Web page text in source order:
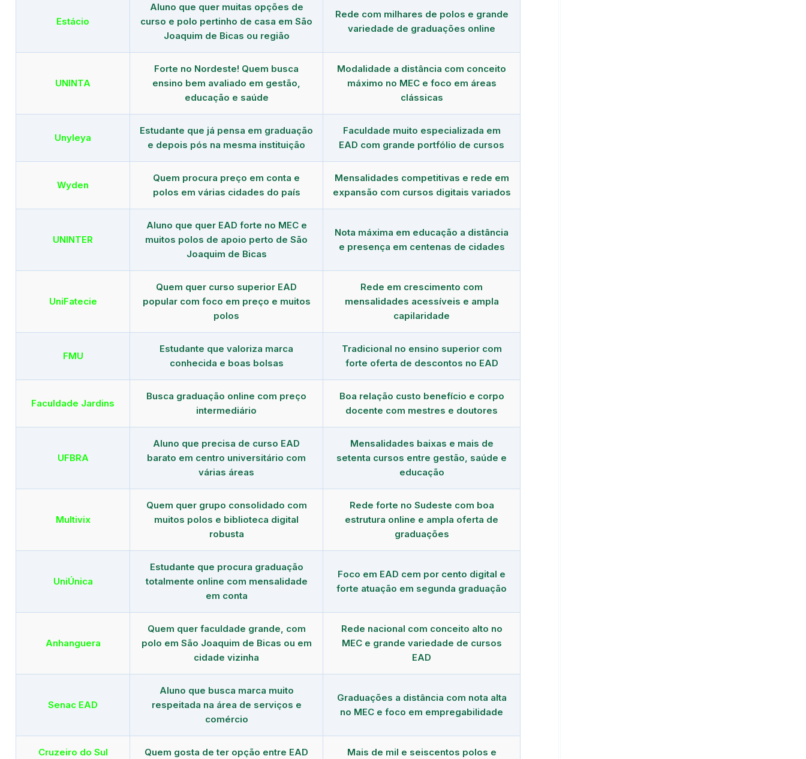
Estácio
Aluno que quer muitas opções de
curso e polo pertinho de casa em São
Joaquim de Bicas ou região
Rede com milhares de polos e grande
variedade de graduações online
UNINTA
Forte no Nordeste! Quem busca
ensino bem avaliado em gestão,
educação e saúde
Modalidade a distância com conceito
máximo no MEC e foco em áreas
clássicas
Unyleya
Estudante que já pensa em graduação
e depois pós na mesma instituição
Faculdade muito especializada em
EAD com grande portfólio de cursos
Wyden
Quem procura preço em conta e
polos em várias cidades do país
Mensalidades competitivas e rede em
expansão com cursos digitais variados
UNINTER
Aluno que quer EAD forte no MEC e
muitos polos de apoio perto de São
Joaquim de Bicas
Nota máxima em educação a distância
e presença em centenas de cidades
UniFatecie
Quem quer curso superior EAD
popular com foco em preço e muitos
polos
Rede em crescimento com
mensalidades acessíveis e ampla
capilaridade
FMU
Estudante que valoriza marca
conhecida e boas bolsas
Tradicional no ensino superior com
forte oferta de descontos no EAD
Faculdade Jardins
Busca graduação online com preço
intermediário
Boa relação custo benefício e corpo
docente com mestres e doutores
UFBRA
Aluno que precisa de curso EAD
barato em centro universitário com
várias áreas
Mensalidades baixas e mais de
setenta cursos entre gestão, saúde e
educação
Multivix
Quem quer grupo consolidado com
muitos polos e biblioteca digital
robusta
Rede forte no Sudeste com boa
estrutura online e ampla oferta de
graduações
UniÚnica
Estudante que procura graduação
totalmente online com mensalidade
em conta
Foco em EAD cem por cento digital e
forte atuação em segunda graduação
Anhanguera
Quem quer faculdade grande, com
polo em São Joaquim de Bicas ou em
cidade vizinha
Rede nacional com conceito alto no
MEC e grande variedade de cursos
EAD
Senac EAD
Aluno que busca marca muito
respeitada na área de serviços e
comércio
Graduações a distância com nota alta
no MEC e foco em empregabilidade
Cruzeiro do Sul Quem gosta de ter opção entre EAD Mais de mil e seiscentos polos e